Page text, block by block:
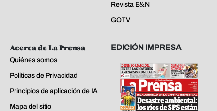
Revista E&N
GOTV
Acerca de La Prensa
Quiénes somos
Políticas de Privacidad
Principios de aplicación de IA
Mapa del sitio
EDICIÓN IMPRESA